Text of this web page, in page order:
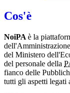
Cos'è
NoiPA è la
del Ministero
del personale della
fianco delle
tutti gli aspetti legati